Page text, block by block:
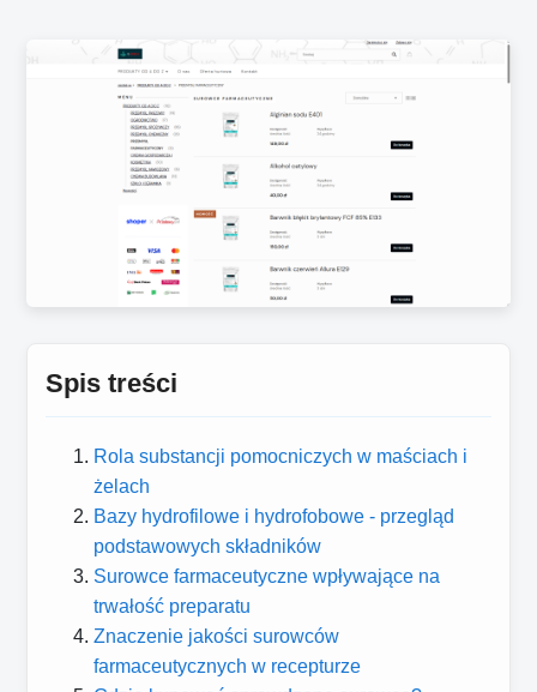
Spis treści
Rola substancji pomocniczych w maściach i
żelach
Bazy hydrofilowe i hydrofobowe - przegląd
podstawowych składników
Surowce farmaceutyczne wpływające na
trwałość preparatu
Znaczenie jakości surowców
farmaceutycznych w recepturze